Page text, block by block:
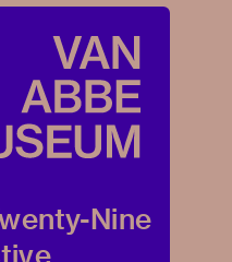
Nine